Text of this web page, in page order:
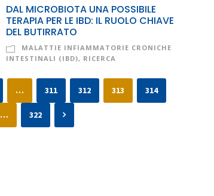
DAL MICROBIOTA UNA POSSIBILE
TERAPIA PER LE IBD: IL RUOLO CHIAVE
DEL BUTIRRATO
MALATTIE INFIAMMATORIE CRONICHE
INTESTINALI (IBD), RICERCA
… 311 312 313 314
… 322